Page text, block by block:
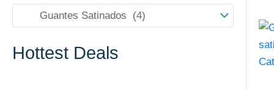
Hottest Deals